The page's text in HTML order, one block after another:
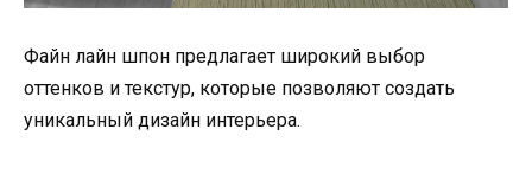
Файн лайн шпон предлагает широкий выбор
оттенков и текстур, которые позволяют создать
уникальный дизайн интерьера.